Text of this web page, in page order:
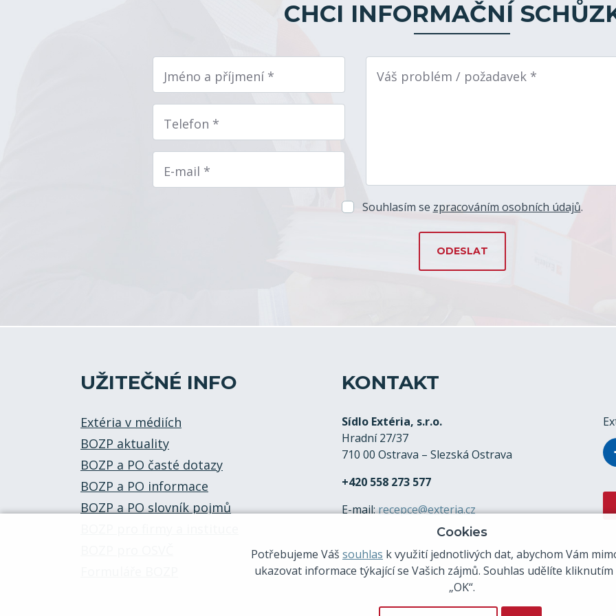
CHCI INFORMAČNÍ
Jméno a příjmení *
Telefon *
E-mail *
Váš problém / požadavek *
Souhlasím se zpracováním osobních údajů.
UŽITEČNÉ INFO
Extéria v médiích
BOZP aktuality
BOZP a PO časté dotazy
BOZP a PO informace
BOZP a PO slovník pojmů
KONTAKT
Sídlo Extéria, s.r.o.
Hradní 27/37
710 00 Ostrava – Slezská Ostrava
+420 558 273 577
E-mail:recepce@exteria.cz
Cookies
Potřebujeme Váš souhlas k využití jednotlivých dat, abychom Vám
ukazovat informace týkající se Vašich zájmů. Souhlas udělíte
„OK“.